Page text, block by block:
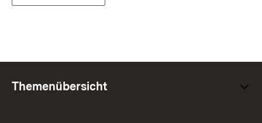
Themenübersicht